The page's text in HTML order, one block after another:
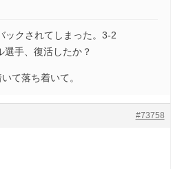
ックされてしまった。3-2
選手、復活したか？
て落ち着いて。
#73758